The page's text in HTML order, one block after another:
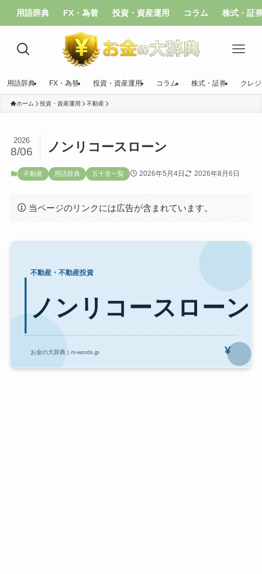
用語辞典 FX・為替 投資・資産運用 コラム 株式・証
用語辞典 FX・為替 投資・資産運用 コラム 株式・証券 クレ
ホーム 投資・資産運用 不動産
ノンリコースローン
2026
8/06
不動産 用語辞典 五十音一覧 2026年5月4日 2026年8月6日
当ページのリンクには広告が含まれています。